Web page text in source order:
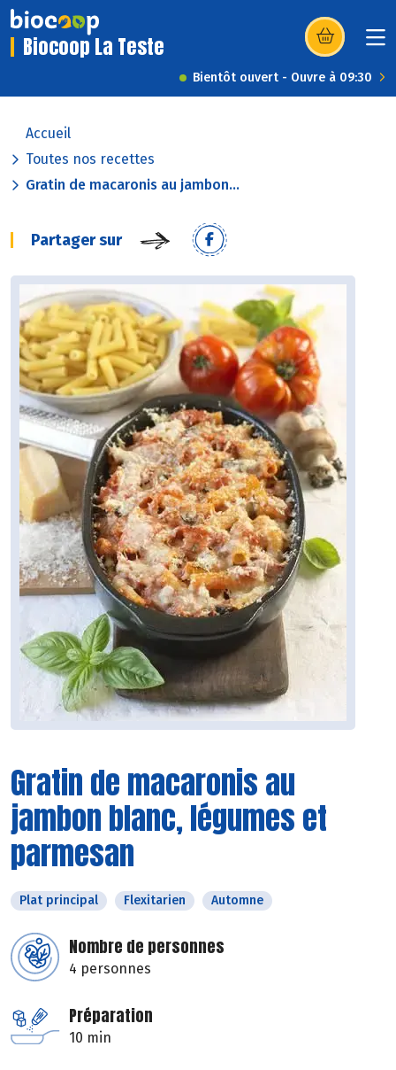
Biocoop La Teste (s’ouvre dans
Bientôt ouvert - Ouvre à 09:30
Accueil
Toutes nos recettes
Gratin de macaronis au jambon...
Partager sur
Gratin de macaronis au
jambon blanc, légumes et
parmesan
Plat principal Flexitarien Automne
Nombre de personnes
4 personnes
Préparation
10 min